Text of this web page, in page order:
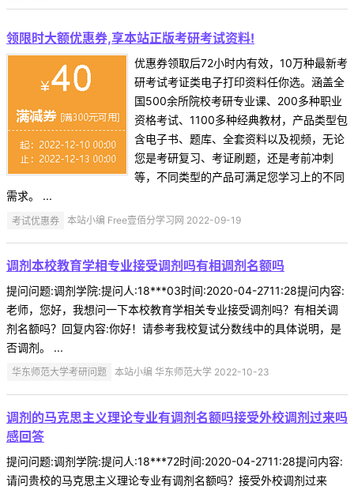
领限时大额优惠券,享本站正版考研考试资料!
优惠券领取后72小时内有效，10万种最新考
研考试考证类电子打印资料任你选。涵盖全
国500余所院校考研专业课、200多种职业
资格考试、1100多种经典教材，产品类型包
含电子书、题库、全套资料以及视频，无论
您是考研复习、考证刷题，还是考前冲刺
等，不同类型的产品可满足您学习上的不同
需求。 ...
考试优惠券 本站小编 Free壹佰分学习网 2022-09-19
调剂本校教育学相专业接受调剂吗有相调剂名额吗
提问问题:调剂学院:提问人:18***03时间:2020-04-2711:28提问内容:
老师，您好，我想问一下本校教育学相关专业接受调剂吗？有相关调
剂名额吗？回复内容:你好！请参考我校复试分数线中的具体说明，是
否调剂。 ...
华东师范大学考研问题 本站小编 华东师范大学 2022-10-23
调剂的马克思主义理论专业有调剂名额吗接受外校调剂过来吗
感回答
提问问题:调剂学院:提问人:18***72时间:2020-04-2711:28提问内容:
请问贵校的马克思主义理论专业有调剂名额吗？接受外校调剂过来